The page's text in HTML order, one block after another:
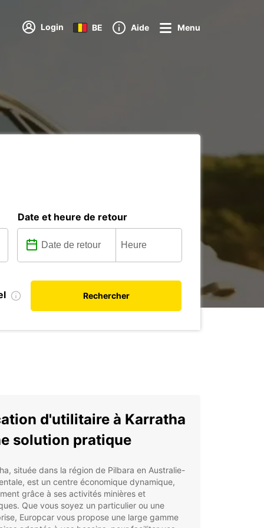
Login BE Aide Menu
Date et heure de retour
Rechercher
d'utilitaire à Karratha
solution pratique
située dans la région de Pilbara en Australie-
est un centre économique dynamique,
grâce à ses activités minières et
Que vous soyez un particulier ou une
Europcar vous propose une large gamme